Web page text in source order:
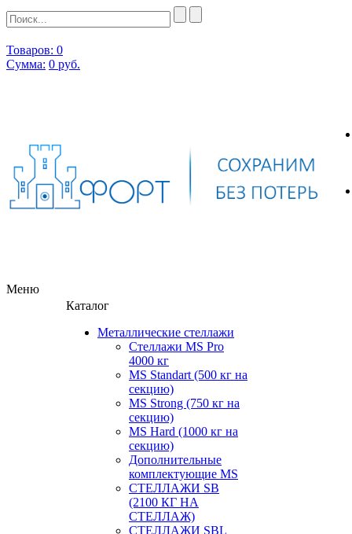
Товаров: 0
Сумма: 0 руб.
Меню
Каталог
Металлические стеллажи
Стеллажи MS Pro
4000 кг
MS Standart (500 кг на
секцию)
MS Strong (750 кг на
секцию)
MS Hard (1000 кг на
секцию)
Дополнительные
комплектующие MS
СТЕЛЛАЖИ SB
(2100 КГ НА
СТЕЛЛАЖ)
СТЕЛЛАЖИ SBL